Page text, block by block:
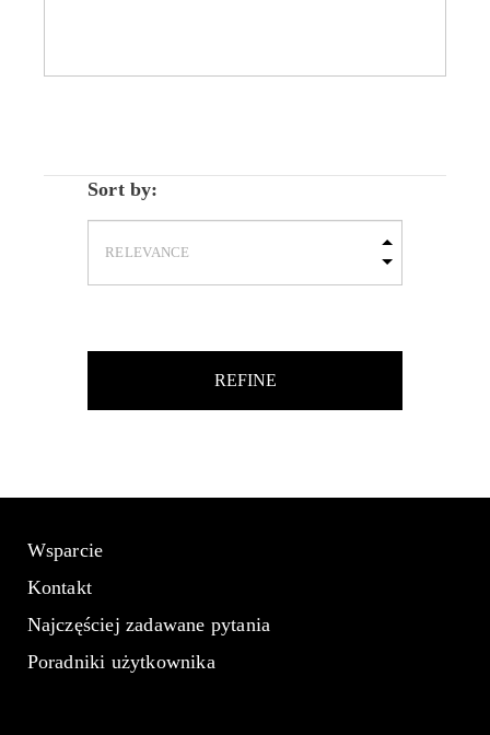
Sort by:
REFINE
Wsparcie
Kontakt
Najczęściej zadawane pytania
Poradniki użytkownika